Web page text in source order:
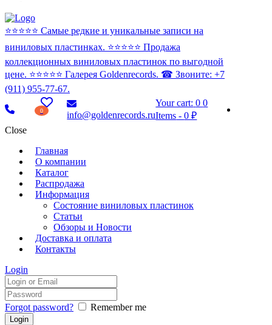
⭐️⭐️⭐️⭐️⭐️ Самые редкие и уникальные записи на
виниловых пластинках. ⭐️⭐️⭐️⭐️⭐️ Продажа
коллекционных виниловых пластинок по выгодной
цене. ⭐️⭐️⭐️⭐️⭐️ Галерея Goldenrecords. ☎ Звоните: +7
(911) 955-77-67.
0 info@goldenrecords.ru
Your cart: 00
Items -0 ₽
Close
Главная
О компании
Каталог
Распродажа
Информация
Состояние виниловых пластинок
Статьи
Обзоры и Новости
Доставка и оплата
Контакты
Login
Forgot password? Remember me